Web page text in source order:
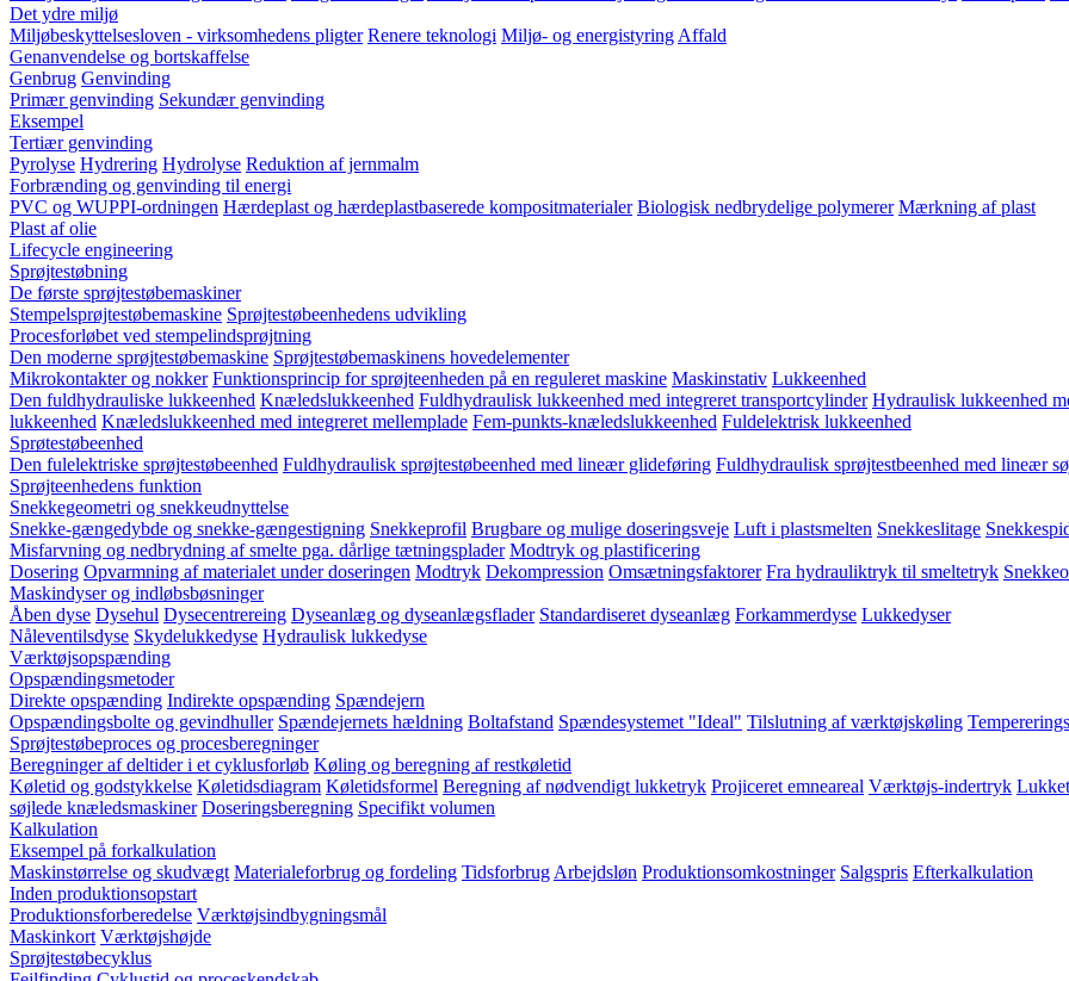
Det ydre miljø
Miljøbeskyttelsesloven - virksomhedens pligter Renere teknologi Miljø- og energistyring Affald
Genanvendelse og bortskaffelse
Genbrug Genvinding
Primær genvinding Sekundær genvinding
Eksempel
Tertiær genvinding
Pyrolyse Hydrering Hydrolyse Reduktion af jernmalm
Forbrænding og genvinding til energi
PVC og WUPPI-ordningen Hærdeplast og hærdeplastbaserede kompositmaterialer Biologisk nedbrydelige polymerer Mærkning af plast
Plast af olie
Lifecycle engineering
Sprøjtestøbning
De første sprøjtestøbemaskiner
Stempelsprøjtestøbemaskine Sprøjtestøbeenhedens udvikling
Procesforløbet ved stempelindsprøjtning
Den moderne sprøjtestøbemaskine Sprøjtestøbemaskinens hovedelementer
Mikrokontakter og nokker Funktionsprincip for sprøjteenheden på en reguleret maskine Maskinstativ Lukkeenhed
Den fuldhydrauliske lukkeenhed Knæledslukkeenhed Fuldhydraulisk lukkeenhed med integreret transportcylinder Hydraulisk lukkeenhed
lukkeenhed Knæledslukkeenhed med integreret mellemplade Fem-punkts-knæledslukkeenhed Fuldelektrisk lukkeenhed
Sprøtestøbeenhed
Den fulelektriske sprøjtestøbeenhed Fuldhydraulisk sprøjtestøbeenhed med lineær glideføring Fuldhydraulisk sprøjtestbeenhed med lineær
Sprøjteenhedens funktion
Snekkegeometri og snekkeudnyttelse
Snekke-gængedybde og snekke-gængestigning Snekkeprofil Brugbare og mulige doseringsveje Luft i plastsmelten Snekkeslitage
Misfarvning og nedbrydning af smelte pga. dårlige tætningsplader Modtryk og plastificering
Dosering Opvarmning af materialet under doseringen Modtryk Dekompression Omsætningsfaktorer Fra hydrauliktryk til smeltetryk
Maskindyser og indløbsbøsninger
Åben dyse Dysehul Dysecentrereing Dyseanlæg og dyseanlægsflader Standardiseret dyseanlæg Forkammerdyse Lukkedyser
Nåleventilsdyse Skydelukkedyse Hydraulisk lukkedyse
Værktøjsopspænding
Opspændingsmetoder
Direkte opspænding Indirekte opspænding Spændejern
Opspændingsbolte og gevindhuller Spændejernets hældning Boltafstand Spændesystemet "Ideal" Tilslutning af værktøjskøling
Sprøjtestøbeproces og procesberegninger
Beregninger af deltider i et cyklusforløb Køling og beregning af restkøletid
Køletid og godstykkelse Køletidsdiagram Køletidsformel Beregning af nødvendigt lukketryk Projiceret emneareal Værktøjs-indertryk
søjlede knæledsmaskiner Doseringsberegning Specifikt volumen
Kalkulation
Eksempel på forkalkulation
Maskinstørrelse og skudvægt Materialeforbrug og fordeling Tidsforbrug Arbejdsløn Produktionsomkostninger Salgspris Efterkalkulation
Inden produktionsopstart
Produktionsforberedelse Værktøjsindbygningsmål
Maskinkort Værktøjshøjde
Sprøjtestøbecyklus